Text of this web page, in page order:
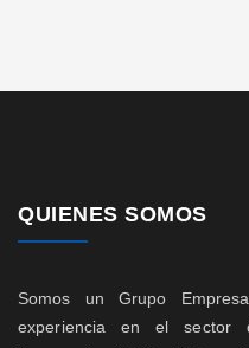
QUIENES SOMOS
Somos un Grupo
experiencia en el sector